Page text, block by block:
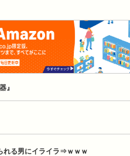
』
れる男にイライラ⇒ｗｗｗ